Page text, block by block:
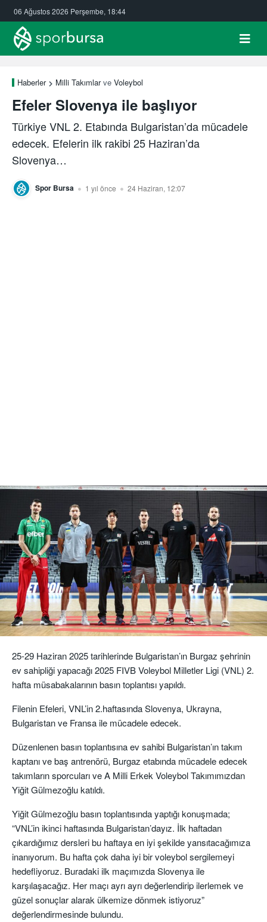
06 Ağustos 2026 Perşembe, 18:44
Haberler Milli Takımlarve Voleybol
Efeler Slovenya ile başlıyor
Türkiye VNL 2. Etabında Bulgaristan’da mücadele
edecek. Efelerin ilk rakibi 25 Haziran’da
Slovenya…
Spor Bursa 1 yıl önce 24 Haziran, 12:07
25-29 Haziran 2025 tarihlerinde Bulgaristan’ın Burgaz şehrinin
ev sahipliği yapacağı 2025 FIVB Voleybol Milletler Ligi (VNL) 2.
hafta müsabakalarının basın toplantısı yapıldı.
Filenin Efeleri, VNL’in 2.haftasında Slovenya, Ukrayna,
Bulgaristan ve Fransa ile mücadele edecek.
Düzenlenen basın toplantısına ev sahibi Bulgaristan’ın takım
kaptanı ve baş antrenörü, Burgaz etabında mücadele edecek
takımların sporcuları ve A Milli Erkek Voleybol Takımımızdan
Yiğit Gülmezoğlu katıldı.
Yiğit Gülmezoğlu basın toplantısında yaptığı konuşmada;
“VNL’in ikinci haftasında Bulgaristan’dayız. İlk haftadan
çıkardığımız dersleri bu haftaya en iyi şekilde yansıtacağımıza
inanıyorum. Bu hafta çok daha iyi bir voleybol sergilemeyi
hedefliyoruz. Buradaki ilk maçımızda Slovenya ile
karşılaşacağız. Her maçı ayrı ayrı değerlendirip ilerlemek ve
güzel sonuçlar alarak ülkemize dönmek istiyoruz”
değerlendirmesinde bulundu.